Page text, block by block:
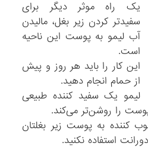
یک راه موثر دیگر برای
سفیدتر کردن زیر بغل، مالیدن
آب لیمو به پوست این ناحیه
است.
این کار را باید هر روز و پیش
از حمام انجام دهید.
لیمو یک سفید کننده طبیعی
را روشن‌تر می‌کند.
کننده به پوست زیر بغلتان
استفاده نکنید.